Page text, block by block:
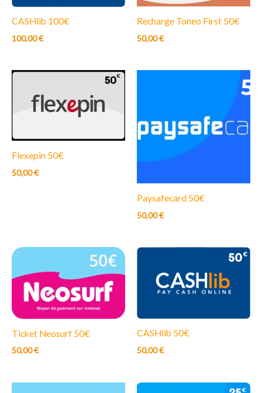
CASHlib 100€
100,00€
Recharge Toneo First 50€
50,00€
Flexepin 50€
50,00€
Paysafecard 50€
50,00€
Ticket Neosurf 50€
50,00€
CASHlib 50€
50,00€